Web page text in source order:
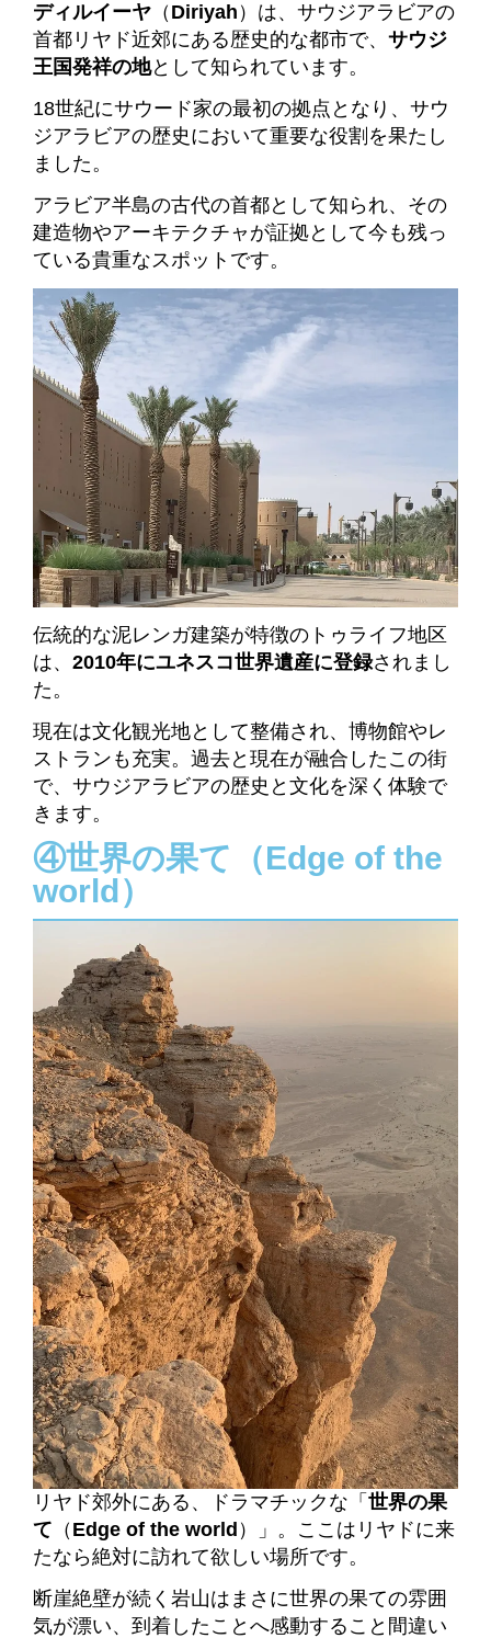
ディルイーヤ （ Diriyah ）は、サウジアラビアの
首都リヤド近郊にある歴史的な都市で、 サウジ
王国発祥の地として知られています。
18世紀にサウード家の最初の拠点となり、サウ
ジアラビアの歴史において重要な役割を果たし
ました。
アラビア半島の古代の首都として知られ、その
建造物やアーキテクチャが証拠として今も残っ
ている貴重なスポットです。
伝統的な泥レンガ建築が特徴のトゥライフ地区
は、 2010年にユネスコ世界遺産に登録されまし
た。
現在は文化観光地として整備され、博物館やレ
ストランも充実。過去と現在が融合したこの街
で、サウジアラビアの歴史と文化を深く体験で
きます。
④世界の果て（Edge of the
world）
リヤド郊外にある、ドラマチックな「 世界の果
て （ Edge of the world ）」。 ここはリヤドに来
たなら絶対に訪れて欲しい場所です。
断崖絶壁が続く岩山はまさに世界の果ての雰囲
気が漂い、到着したことへ感動すること間違い